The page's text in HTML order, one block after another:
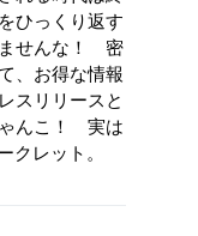
ひっくり返す
ませんな！ 密
、お得な情報
スリリースと
ゃんこ！ 実は
レット。